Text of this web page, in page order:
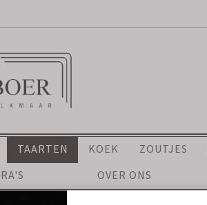
TAARTEN KOEK ZOUTJES
OVER ONS